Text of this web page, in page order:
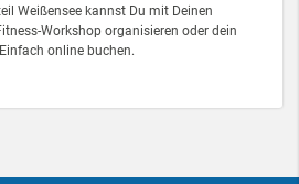
Weißensee kannst Du mit Deinen
Workshop organisieren oder dein
online buchen.